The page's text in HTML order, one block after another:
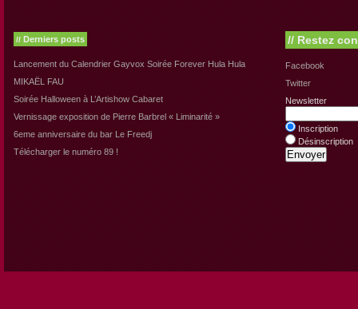
// Derniers posts
Lancement du Calendrier Gayvox Soirée Forever Hula Hula
MIKAËL FAU
Soirée Halloween à L’Artishow Cabaret
Vernissage exposition de Pierre Barbrel « Liminarité »
6eme anniversaire du bar Le Freedj
Télécharger le numéro 89 !
// Restez
Facebook
Twitter
Newsletter
Inscription
Désinscription